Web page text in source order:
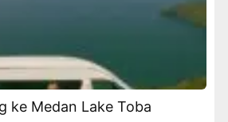
ke Medan Lake Toba